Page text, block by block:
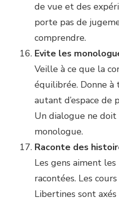
de vue et des
porte pas de
comprendre.
Evite les
Veille à ce que la
équilibrée. Donne
autant d’espace de
Un dialogue ne
monologue.
Raconte des
Les gens aiment
racontées. Les
Libertines sont